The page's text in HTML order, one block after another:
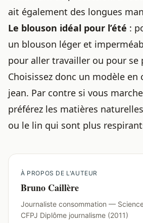
ait également des longues
Le blouson idéal pour l’été :
un blouson léger et
pour aller travailler ou pour se
Choisissez donc un modèle en
jean. Par contre si vous
préférez les matières
ou le lin qui sont plus
À PROPOS DE L'AUTEUR
Bruno Caillère
Journaliste consommation —
CFPJ Diplôme journalisme (2011)